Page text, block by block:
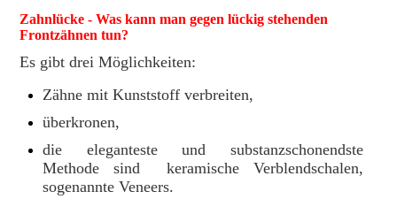
Zahnlücke - Was kann man gegen lückig stehenden
Frontzähnen tun?
Es gibt drei Möglichkeiten:
Zähne mit Kunststoff verbreiten,
überkronen,
die eleganteste und substanzschonendste
Methode sind keramische Verblendschalen,
sogenannte Veneers.